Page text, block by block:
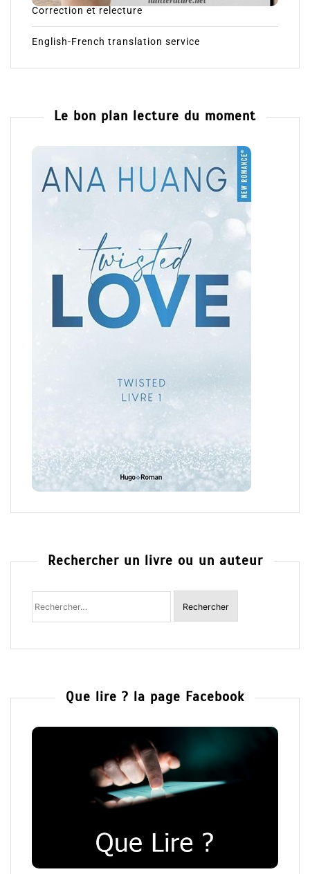
Correction et relecture
English-French translation service
Le bon plan lecture du moment
Rechercher un livre ou un auteur
Rechercher
Que lire ? la page Facebook